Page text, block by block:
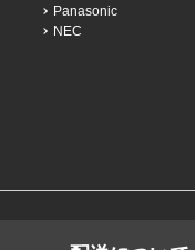
Panasonic
NEC